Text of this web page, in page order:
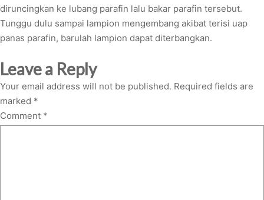
diruncingkan ke lubang parafin lalu bakar parafin tersebut.
Tunggu dulu sampai lampion mengembang akibat terisi uap
panas parafin, barulah lampion dapat diterbangkan.
Leave a Reply
Your email address will not be published. Required fields are
marked *
Comment *